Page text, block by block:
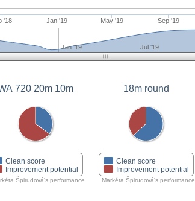
'18 Jan '19 May '19 Sep '19
Jan '19 Jul '19
WA 720 20m 10m
Clean score
Improvement potential
Špirudová's performance
18m round
Clean score
Improvement potential
Markéta Špirudová's performance